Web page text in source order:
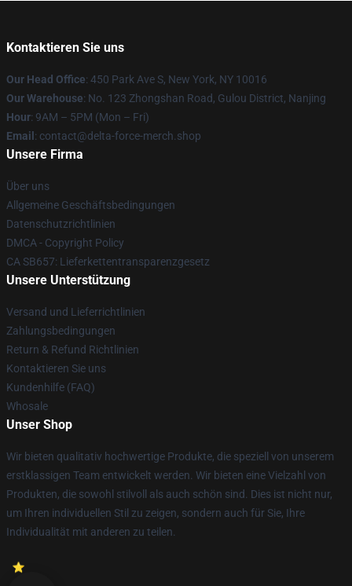
Kontaktieren Sie uns
Our Head Office: 450 Park Ave S, New York, NY 10016
Our Warehouse: No. 123 Zhongshan Road, Gulou District, Nanjing
Hour: 9AM – 5PM (Mon – Fri)
Email : contact@delta-force-merch.shop
Unsere Firma
Über uns
Allgemeine Geschäftsbedingungen
Datenschutzrichtlinien
DMCA - Copyright Policy
CA SB657: Lieferkettentransparenzgesetz
Unsere Unterstützung
Versand und Lieferrichtlinien
Zahlungsbedingungen
Return & Refund Richtlinien
Kontaktieren Sie uns
Kundenhilfe (FAQ)
Whosale
Unser Shop
Wir bieten qualitativ hochwertige Produkte, die speziell von unserem
erstklassigen Team entwickelt werden. Wir bieten eine Vielzahl von
Produkten, die sowohl stilvoll als auch schön sind. Dies ist nicht nur,
um Ihren individuellen Stil zu zeigen, sondern auch für Sie, Ihre
Individualität mit anderen zu teilen.